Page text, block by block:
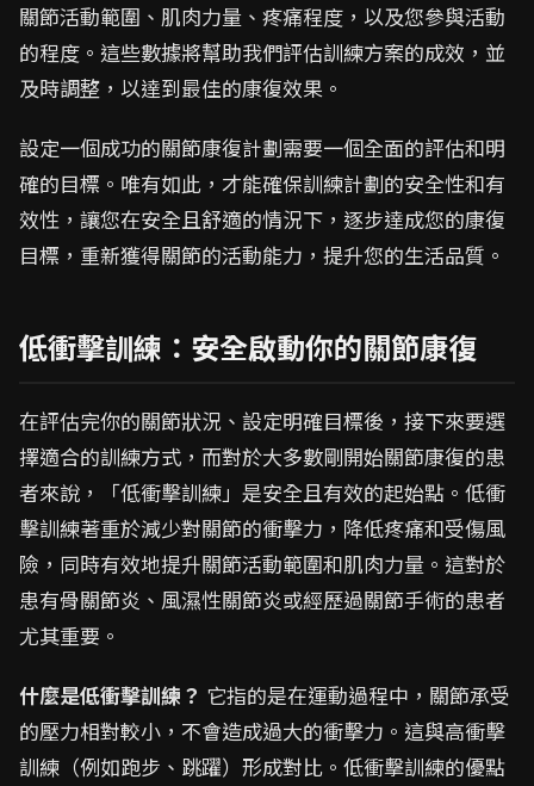
關節活動範圍、肌肉力量、疼痛程度，以及您參與活動
的程度。這些數據將幫助我們評估訓練方案的成效，並
及時調整，以達到最佳的康復效果。
設定一個成功的關節康復計劃需要一個全面的評估和明
確的目標。唯有如此，才能確保訓練計劃的安全性和有
效性，讓您在安全且舒適的情況下，逐步達成您的康復
目標，重新獲得關節的活動能力，提升您的生活品質。
低衝擊訓練：安全啟動你的關節康復
在評估完你的關節狀況、設定明確目標後，接下來要選
擇適合的訓練方式，而對於大多數剛開始關節康復的患
者來說，「低衝擊訓練」是安全且有效的起始點。低衝
擊訓練著重於減少對關節的衝擊力，降低疼痛和受傷風
險，同時有效地提升關節活動範圍和肌肉力量。這對於
患有骨關節炎、風濕性關節炎或經歷過關節手術的患者
尤其重要。
什麼是低衝擊訓練？ 它指的是在運動過程中，關節承受
的壓力相對較小，不會造成過大的衝擊力。這與高衝擊
訓練（例如跑步、跳躍）形成對比。低衝擊訓練的優點